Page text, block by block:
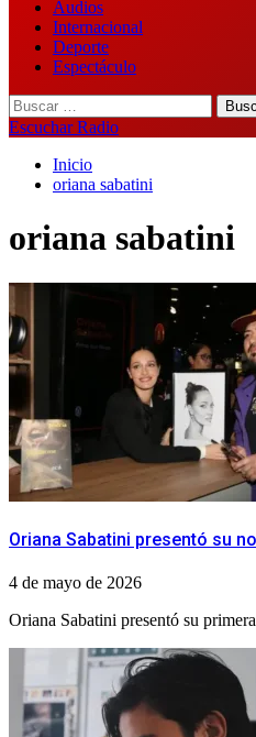
Audios
Internacional
Deporte
Espectáculo
Buscar:
Escuchar Radio
Inicio
oriana sabatini
oriana sabatini
Oriana Sabatini presentó su
4 de mayo de 2026
Oriana Sabatini presentó su